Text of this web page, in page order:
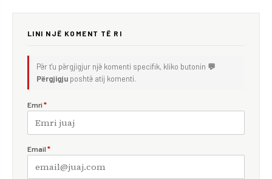
LINI NJË KOMENT TË RI
Për t'u përgjigjur një komenti specifik, kliko butonin 💬
Përgjigju poshtë atij komenti.
Emri *
Email *